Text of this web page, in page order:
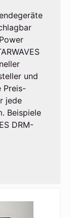
und
Preis-
jede
Beispiele
DRM-